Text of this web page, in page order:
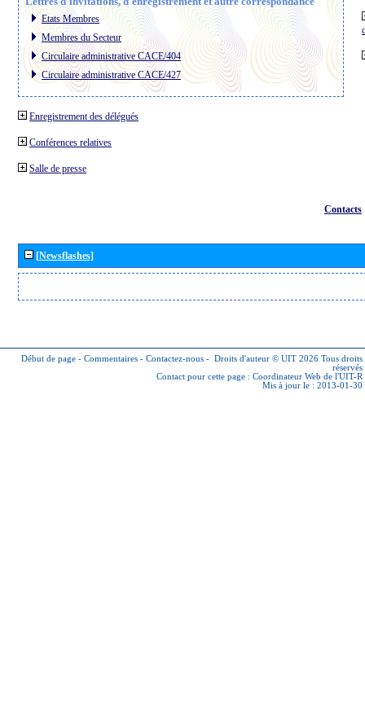
Etats Membres
Membres du Secteur
Circulaire administrative CACE/404
Circulaire administrative CACE/427
Enregistrement des délégués
Conférences relatives
Salle de presse
Contacts
[Newsflashes]
Début de page - Commentaires - Contactez-nous - Droits d'auteur © UIT 2026 Tous droits
réservés
Contact pour cette page : Coordinateur Web de l'UIT-R
Mis à jour le : 2013-01-30